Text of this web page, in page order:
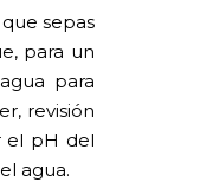
sepas
para un
para
revisión
el pH del
agua.